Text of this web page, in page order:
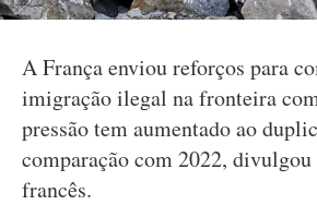
A França enviou reforços para
imigração ilegal na fronteira
pressão tem aumentado ao
comparação com 2022,
francês.